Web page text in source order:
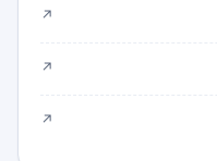
↗
↗
↗